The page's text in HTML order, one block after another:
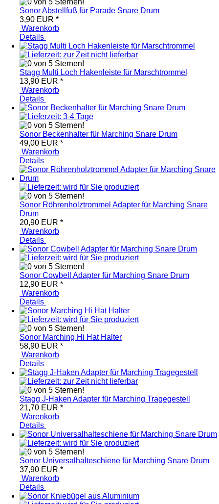
Sonor Abstellfuß für Parade Snare Drum
3,90 EUR *
Warenkorb
Details
Stagg Multi Loch Hakenleiste für Marschtrommel
13,90 EUR *
Warenkorb
Details
Sonor Beckenhalter für Marching Snare Drum
49,00 EUR *
Warenkorb
Details
Sonor Röhrenholztrommel Adapter für Marching Snare
Drum
20,90 EUR *
Warenkorb
Details
Sonor Cowbell Adapter für Marching Snare Drum
12,90 EUR *
Warenkorb
Details
Sonor Marching Hi Hat Halter
58,90 EUR *
Warenkorb
Details
Stagg J-Haken Adapter für Marching Tragegestell
21,70 EUR *
Warenkorb
Details
Sonor Universalhalteschiene für Marching Snare Drum
37,90 EUR *
Warenkorb
Details